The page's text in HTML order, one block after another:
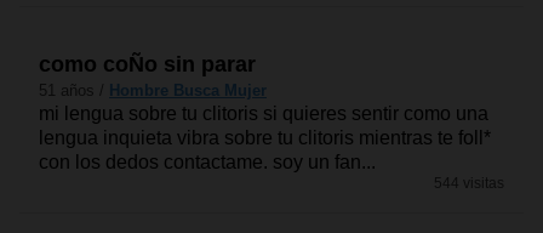
como coÑo sin parar
51 años / Hombre Busca Mujer
mi lengua sobre tu clitoris si quieres sentir como una
lengua inquieta vibra sobre tu clitoris mientras te foll*
con los dedos contactame. soy un fan...
544 visitas